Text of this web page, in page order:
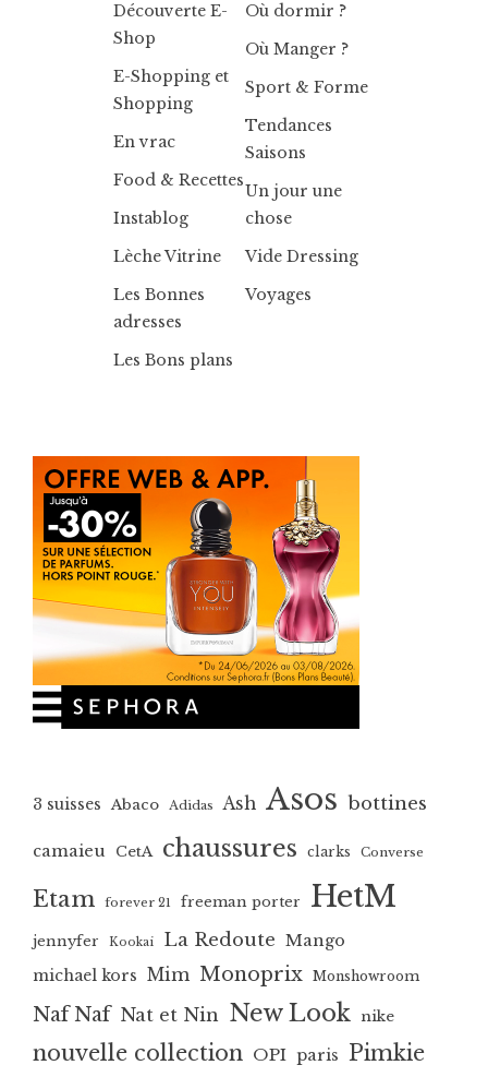
Découverte E-
Shop
E-Shopping et
Shopping
En vrac
Food & Recettes
Instablog
Lèche Vitrine
Les Bonnes
adresses
Les Bons plans
Où dormir ?
Où Manger ?
Sport & Forme
Tendances
Saisons
Un jour une
chose
Vide Dressing
Voyages
3 suisses Abaco Adidas Ash Asos bottines
camaieu CetA chaussures clarks Converse
Etam forever 21 freeman porter HetM
jennyfer Kookai La Redoute Mango
michael kors Mim Monoprix Monshowroom
Naf Naf Nat et Nin New Look nike
nouvelle collection OPI paris Pimkie